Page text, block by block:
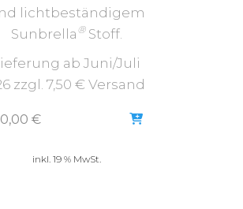
lichtbeständigem
Sunbrella ®Stoff.
ab Juni/Juli
zzgl. 7,50 € Versand
€
inkl. 19 % MwSt.